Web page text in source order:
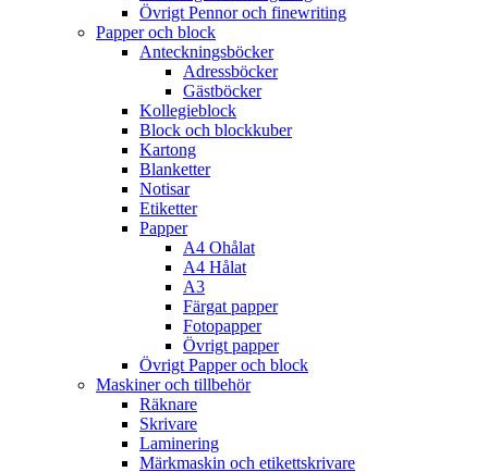
Övrigt Pennor och finewriting
Papper och block
Anteckningsböcker
Adressböcker
Gästböcker
Kollegieblock
Block och blockkuber
Kartong
Blanketter
Notisar
Etiketter
Papper
A4 Ohålat
A4 Hålat
A3
Färgat papper
Fotopapper
Övrigt papper
Övrigt Papper och block
Maskiner och tillbehör
Räknare
Skrivare
Laminering
Märkmaskin och etikettskrivare